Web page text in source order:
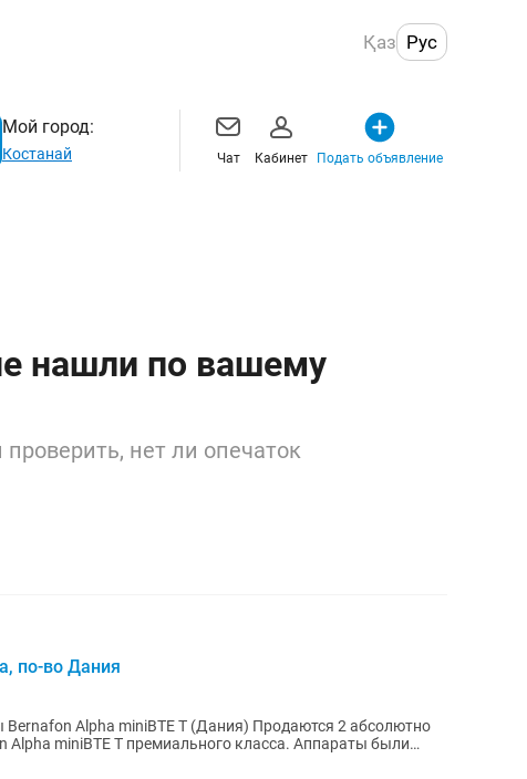
Қаз Рус
Мой город:
Костанай Чат Кабинет Подать объявление
нашли по вашему
нет ли опечаток
по-во Дания
Alpha miniBTE T (Дания) Продаются 2 абсолютно
Alpha miniBTE T премиального класса. Аппараты были